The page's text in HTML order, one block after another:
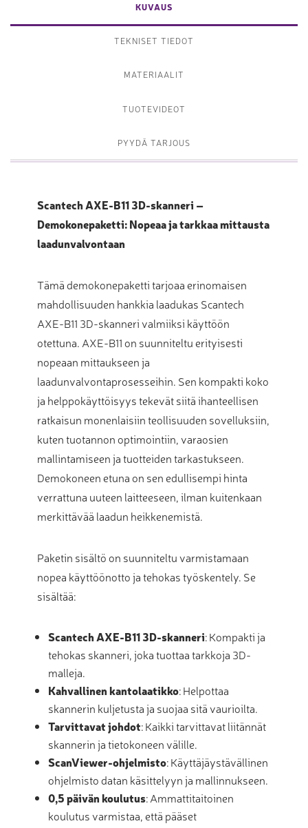
KUVAUS
TEKNISET TIEDOT
MATERIAALIT
TUOTEVIDEOT
PYYDÄ TARJOUS
Scantech AXE-B11 3D-skanneri –
Demokonepaketti: Nopeaa ja tarkkaa mittausta
laadunvalvontaan
Tämä demokonepaketti tarjoaa erinomaisen
mahdollisuuden hankkia laadukas Scantech
AXE-B11 3D-skanneri valmiiksi käyttöön
otettuna. AXE-B11 on suunniteltu erityisesti
nopeaan mittaukseen ja
laadunvalvontaprosesseihin. Sen kompakti koko
ja helppokäyttöisyys tekevät siitä ihanteellisen
ratkaisun monenlaisiin teollisuuden sovelluksiin,
kuten tuotannon optimointiin, varaosien
mallintamiseen ja tuotteiden tarkastukseen.
Demokoneen etuna on sen edullisempi hinta
verrattuna uuteen laitteeseen, ilman kuitenkaan
merkittävää laadun heikkenemistä.
Paketin sisältö on suunniteltu varmistamaan
nopea käyttöönotto ja tehokas työskentely. Se
sisältää:
Scantech AXE-B11 3D-skanneri: Kompakti ja
tehokas skanneri, joka tuottaa tarkkoja 3D-
malleja.
Kahvallinen kantolaatikko: Helpottaa
skannerin kuljetusta ja suojaa sitä vaurioilta.
Tarvittavat johdot: Kaikki tarvittavat liitännät
skannerin ja tietokoneen välille.
ScanViewer-ohjelmisto: Käyttäjäystävällinen
ohjelmisto datan käsittelyyn ja mallinnukseen.
0,5 päivän koulutus: Ammattitaitoinen
koulutus varmistaa, että pääset